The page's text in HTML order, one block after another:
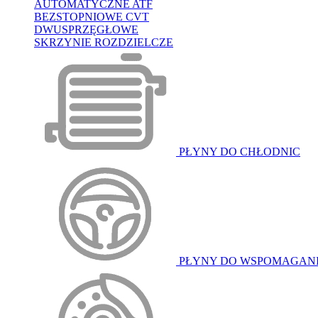
AUTOMATYCZNE ATF
BEZSTOPNIOWE CVT
DWUSPRZĘGŁOWE
SKRZYNIE ROZDZIELCZE
PŁYNY DO CHŁODNIC
PŁYNY DO